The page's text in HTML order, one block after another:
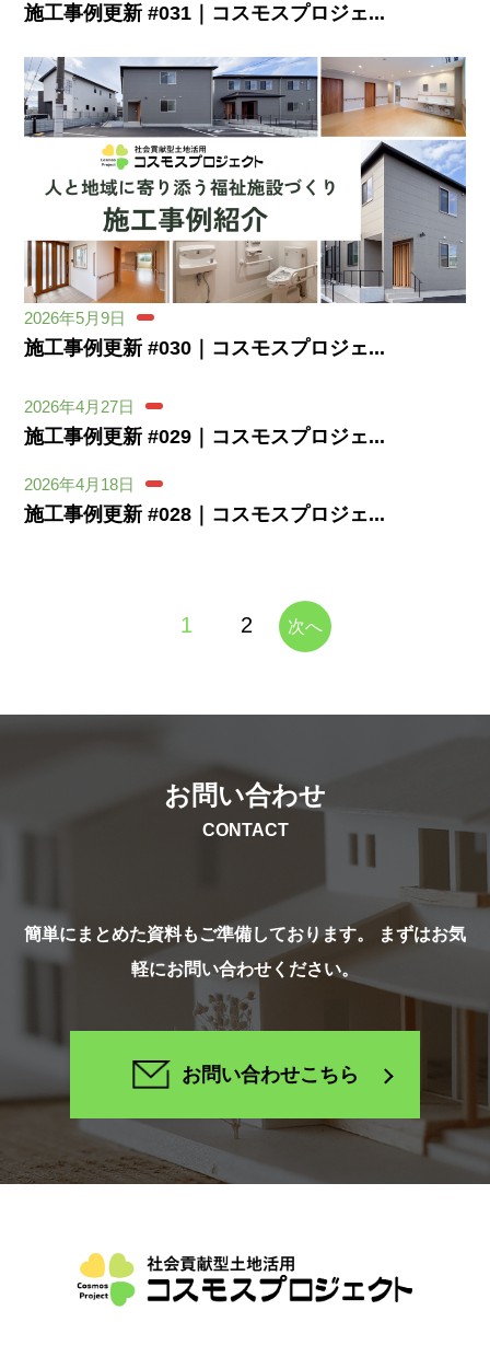
施工事例更新 #031｜コスモスプロジェ...
2026年5月9日
施工事例更新 #030｜コスモスプロジェ...
2026年4月27日
施工事例更新 #029｜コスモスプロジェ...
2026年4月18日
施工事例更新 #028｜コスモスプロジェ...
ジ
1 2 次へ
お問い合わせ
CONTACT
簡単にまとめた資料もご準備しております。 まずはお気
軽にお問い合わせください。
お問い合わせこちら